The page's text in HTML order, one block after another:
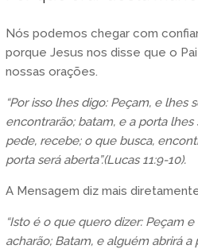
Nós podemos chegar com
porque Jesus nos disse que o
nossas orações.
“Por isso lhes digo: Peçam, e lhes
encontrarão; batam, e a porta
pede, recebe; o que busca,
porta será aberta”.(Lucas 11:9-10).
A Mensagem diz mais
“Isto é o que quero dizer: Peçam
acharão; Batam, e alguém abrirá